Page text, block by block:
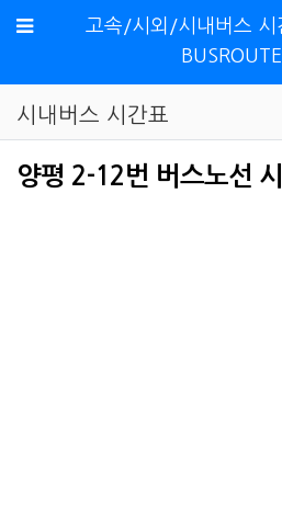
메뉴
고속/시외/시내버스 시
시내버스 시간표
양평 2-12번 버스노선